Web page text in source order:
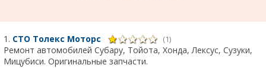
1. СТО Толекс Моторс (1)
Ремонт автомобилей Субару, Тойота, Хонда, Лексус, Сузуки,
Мицубиси. Оригинальные запчасти.